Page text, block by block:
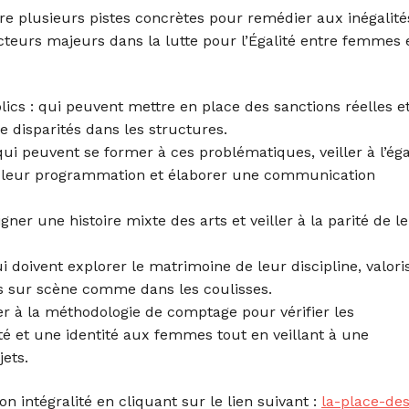
plusieurs pistes concrètes pour remédier aux
majeurs dans la lutte pour l’Égalité entre femmes
: qui peuvent mettre en place des sanctions réelles
disparités dans les structures.
peuvent se former à ces problématiques, veiller à
programmation et élaborer une communication
une histoire mixte des arts et veiller à la parité de
doivent explorer le matrimoine de leur discipline,
scène comme dans les coulisses.
à la méthodologie de comptage pour vérifier les
et une identité aux femmes tout en veillant à une
intégralité en cliquant sur le lien suivant : la-place-